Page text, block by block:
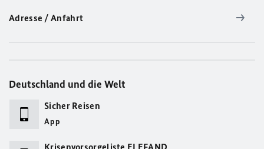
Adresse / Anfahrt
Deutschland und die Welt
Sicher Reisen
App
Krisenvorsorgeliste ELEFAND